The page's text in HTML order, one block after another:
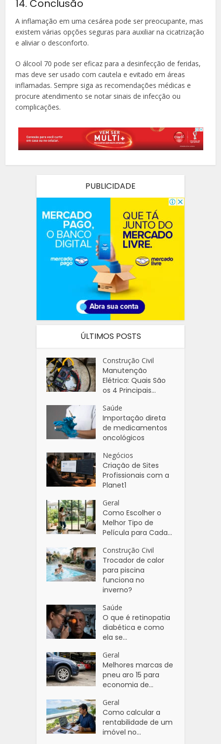
14. Conclusão
A inflamação em uma cesárea pode ser preocupante, mas
existem várias opções seguras para auxiliar na cicatrização
e aliviar o desconforto.
O álcool 70 pode ser eficaz para a desinfecção de feridas,
mas deve ser usado com cautela e evitado em áreas
inflamadas. Sempre siga as recomendações médicas e
procure atendimento se notar sinais de infecção ou
complicações.
PUBLICIDADE
ÚLTIMOS POSTS
Construção Civil
Manutenção
Elétrica: Quais São
os 4 Principais...
Saúde
Importação direta
de medicamentos
oncológicos
Negócios
Criação de Sites
Profissionais com a
Planet1
Geral
Como Escolher o
Melhor Tipo de
Película para Cada...
Construção Civil
Trocador de calor
para piscina
funciona no
inverno?
Saúde
O que é retinopatia
diabética e como
ela se...
Geral
Melhores marcas de
pneu aro 15 para
economia de...
Geral
Como calcular a
rentabilidade de um
imóvel no...